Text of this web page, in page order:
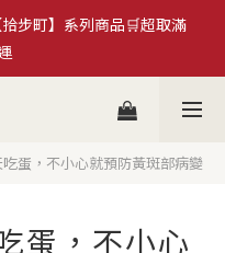
用官網優惠券$50
步町】系列商品🛒超取滿
計畫🍀永續蛋殼原子筆
吃蛋，不小心就預防黃斑部病變
蛋，不小心